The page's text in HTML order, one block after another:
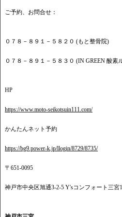
ご予約、お問合せ：
０７８－８９１－５８２０ (もと整骨院)
０７８－８９１－５８３０ (IN GREEN 酸素
HP
https://www.moto-seikotsuin111.com/
かんたんネット予約
https://bg9.power-k.jp/llogin/8729/8735/
〒651-0095
神戸市中央区旭通3-2-5 Y'sコンフォート三宮